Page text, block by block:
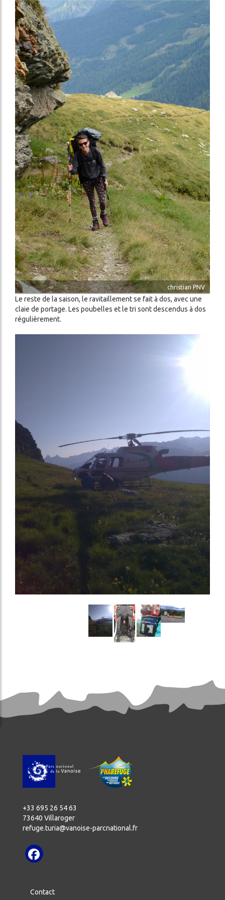
Image
christian PNV
Le reste de la saison, le ravitaillement se fait à dos, avec une
claie de portage. Les poubelles et le tri sont descendus à dos
régulièrement.
Image Image Image Image
+33 695 26 54 63
73640 Villaroger
refuge.turia@vanoise-parcnational.fr
Contact